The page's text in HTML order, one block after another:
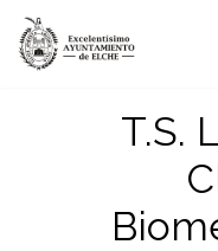
Saltar
T.S.